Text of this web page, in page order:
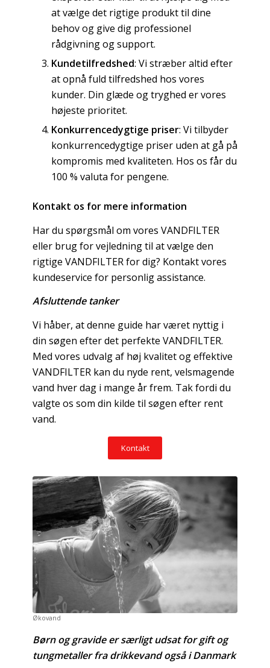
at vælge det rigtige produkt til dine
behov og give dig professionel
rådgivning og support.
Kundetilfredshed: Vi stræber altid efter
at opnå fuld tilfredshed hos vores
kunder. Din glæde og tryghed er vores
højeste prioritet.
Konkurrencedygtige priser: Vi tilbyder
konkurrencedygtige priser uden at gå på
kompromis med kvaliteten. Hos os får du
100 % valuta for pengene.
Kontakt os for mere information
Har du spørgsmål om vores VANDFILTER
eller brug for vejledning til at vælge den
rigtige VANDFILTER for dig? Kontakt vores
kundeservice for personlig assistance.
Afsluttende tanker
Vi håber, at denne guide har været nyttig i
din søgen efter det perfekte VANDFILTER.
Med vores udvalg af høj kvalitet og effektive
VANDFILTER kan du nyde rent, velsmagende
vand hver dag i mange år frem. Tak fordi du
valgte os som din kilde til søgen efter rent
vand.
Kontakt
Økovand
Børn og gravide er særligt udsat for gift og
tungmetaller fra drikkevand også i Danmark